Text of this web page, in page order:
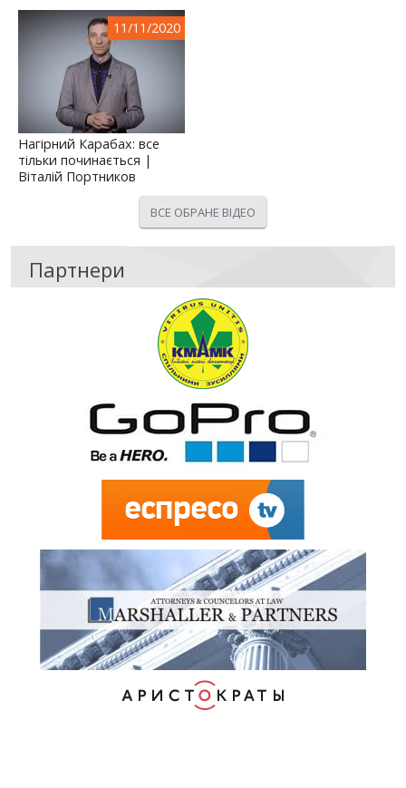
11/11/2020
Нагірний Карабах: все
тільки починається |
Віталій Портников
ВСЕ ОБРАНЕ ВІДЕО
Партнери